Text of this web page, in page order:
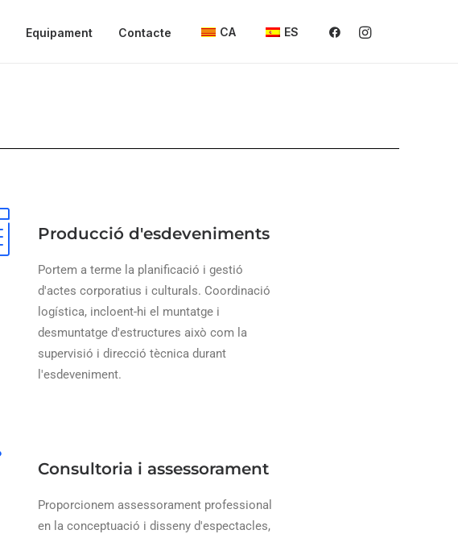
Equipament Contacte CA ES
Producció d'esdeveniments
Portem a terme la planificació i gestió
d'actes corporatius i culturals. Coordinació
logística, incloent-hi el muntatge i
desmuntatge d'estructures això com la
supervisió i direcció tècnica durant
l'esdeveniment.
Consultoria i assessorament
Proporcionem assessorament professional
en la conceptuació i disseny d'espectacles,